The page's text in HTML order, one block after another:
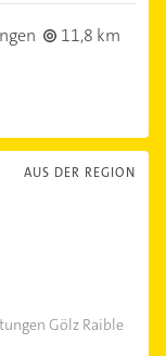
11,8 km
AUS DER REGION
Gölz Raible